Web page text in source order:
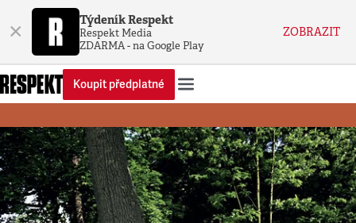
× Týdeník Respekt
Respekt Media
ZDARMA - na Google Play
ZOBRAZIT
Koupit předplatné